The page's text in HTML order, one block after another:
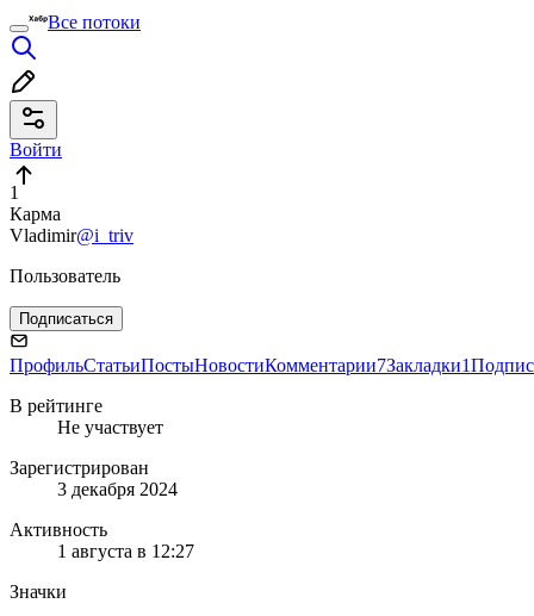
Все потоки
Войти
1
Карма
Vladimir@i_triv
Пользователь
Подписаться
ПрофильСтатьиПостыНовостиКомментарии7Закладки1
В рейтинге
Не участвует
Зарегистрирован
3 декабря 2024
Активность
1 августа в 12:27
Значки